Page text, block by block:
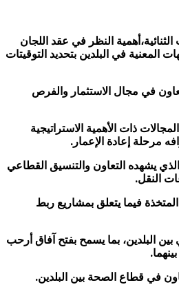
الثنائية،أهمية النظر في عقد اللجان
المعنية في البلدين بتحديد التوقيتات
في مجال الاستثمار والفرص
ذات الأهمية الاستراتيجية
مرحلة إعادة الإعمار.
الذي يشهده التعاون والتنسيق القطاعي
النقل.
فيما يتعلق بمشاريع ربط
بين البلدين، بما يسمح بفتح آفاق أرحب
في قطاع الصحة بين البلدين.